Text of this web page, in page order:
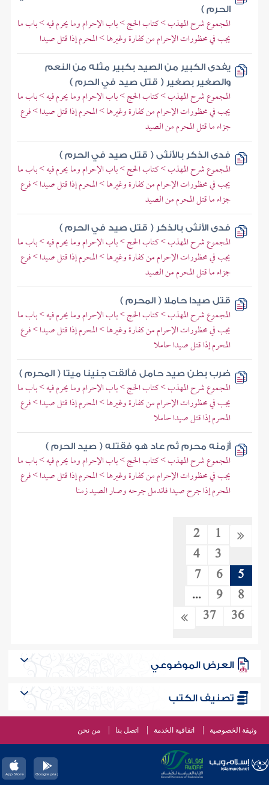
الحرم )
المجموع شرح المهذب > كتاب الحج > باب الإحرام وما يحرم فيه > باب ما
يجب في محظورات الإحرام من كفارة وغيرها > المحرم إذا قتل صيدا
يفدى الكبير من الصيد بكبير مثله من النعم
والصغير بصغير ( قتل صيد في الحرم )
المجموع شرح المهذب > كتاب الحج > باب الإحرام وما يحرم فيه > باب ما
يجب في محظورات الإحرام من كفارة وغيرها > المحرم إذا قتل صيدا > فرع
جزاء ما قتل المحرم من الصيد
فدى الذكر بالأنثى ( قتل صيد في الحرم )
المجموع شرح المهذب > كتاب الحج > باب الإحرام وما يحرم فيه > باب ما
يجب في محظورات الإحرام من كفارة وغيرها > المحرم إذا قتل صيدا > فرع
جزاء ما قتل المحرم من الصيد
فدى الأنثى بالذكر ( قتل صيد في الحرم )
المجموع شرح المهذب > كتاب الحج > باب الإحرام وما يحرم فيه > باب ما
يجب في محظورات الإحرام من كفارة وغيرها > المحرم إذا قتل صيدا > فرع
جزاء ما قتل المحرم من الصيد
قتل صيدا حاملا ( المحرم )
المجموع شرح المهذب > كتاب الحج > باب الإحرام وما يحرم فيه > باب ما
يجب في محظورات الإحرام من كفارة وغيرها > المحرم إذا قتل صيدا > فرع
المحرم إذا قتل صيدا حاملا
ضرب بطن صيد حامل فألقت جنينا ميتا ( المحرم )
المجموع شرح المهذب > كتاب الحج > باب الإحرام وما يحرم فيه > باب ما
يجب في محظورات الإحرام من كفارة وغيرها > المحرم إذا قتل صيدا > فرع
المحرم إذا قتل صيدا حاملا
أزمنه محرم ثم عاد هو فقتله ( صيد الحرم )
المجموع شرح المهذب > كتاب الحج > باب الإحرام وما يحرم فيه > باب ما
يجب في محظورات الإحرام من كفارة وغيرها > المحرم إذا قتل صيدا > فرع
المحرم إذا جرح صيدا فاندمل جرحه وصار الصيد زمنا
1
2
3
4
5
6
7
8
9
...
36
37
العرض الموضوعي
تصنيف الكتب
وثيقة الخصوصية اتفاقية الخدمة اتصل بنا من نحن